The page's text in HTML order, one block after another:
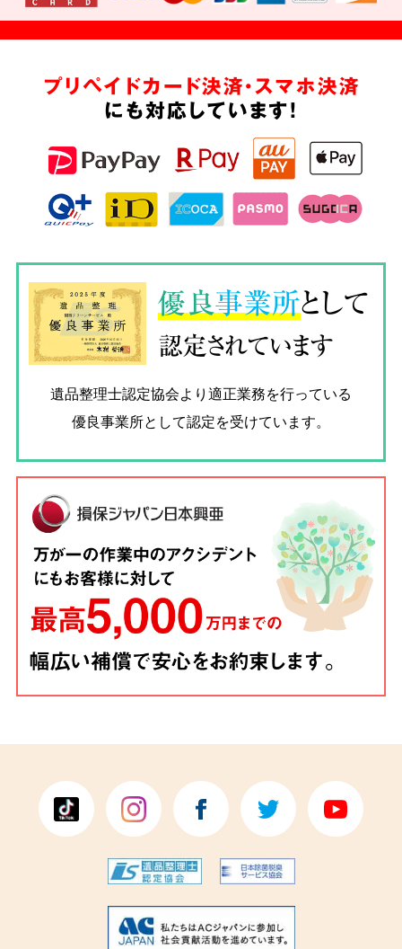
プリペイドカード決済・スマホ決済
にも対応しています!
優良事業所として
認定されています
遺品整理士認定協会より適正業務を行っている
優良事業所として認定を受けています。